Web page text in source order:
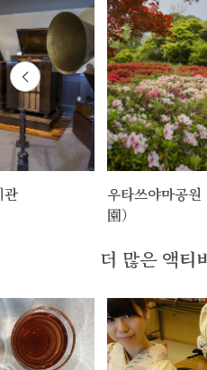
관
우타쓰야마공
園）
더 많은 액티